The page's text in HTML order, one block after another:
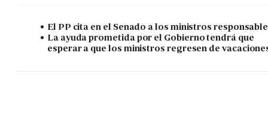
El PP cita en el Senado a los ministros
La ayuda prometida por el Gobierno tendrá que
esperar a que los ministros regresen de